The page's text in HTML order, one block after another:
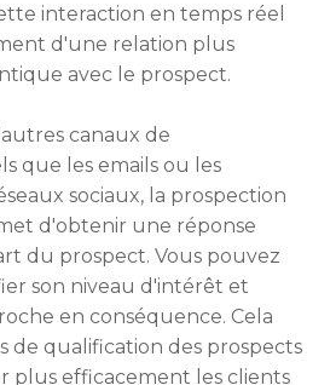
interaction en temps réel
d'une relation plus
avec le prospect.
canaux de
que les emails ou les
sociaux, la prospection
d'obtenir une réponse
du prospect. Vous pouvez
son niveau d'intérêt et
en conséquence. Cela
de qualification des prospects
plus efficacement les clients